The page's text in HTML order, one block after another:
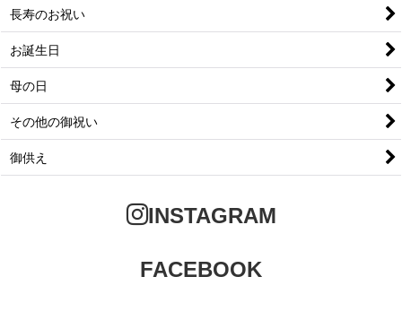
長寿のお祝い
お誕生日
母の日
その他の御祝い
御供え
INSTAGRAM
FACEBOOK